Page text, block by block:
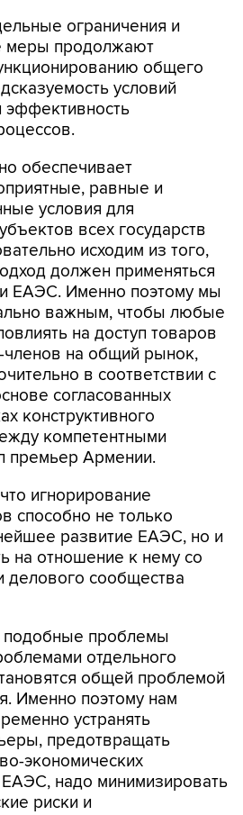
ограничения и
меры продолжают
общего
условий
эффективность
обеспечивает
равные и
условия для
всех государств
исходим из того,
должен применяться
ЕАЭС. Именно поэтому мы
важным, чтобы любые
на доступ товаров
членов на общий рынок,
в соответствии с
согласованных
конструктивного
компетентными
премьер Армении.
игнорирование
способно не только
развитие ЕАЭС, но и
на отношение к нему со
делового сообщества
подобные проблемы
отдельного
общей проблемой
Именно поэтому нам
устранять
предотвращать
экономических
надо минимизировать
риски и